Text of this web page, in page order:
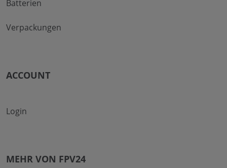
Batterien
Verpackungen
ACCOUNT
Login
MEHR VON FPV24